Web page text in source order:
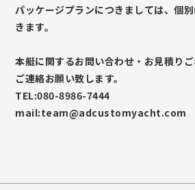
パッケージプランにつきましては、個
きます。
本艇に関するお問い合わせ・お見積り
ご連絡お願い致します。
TEL:080-8986-7444
mail:team@adcustomyacht.com